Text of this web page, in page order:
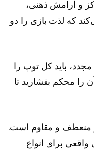
و آرامش ذهنی،
که لذت بازی را دو
باید کل توپ را
محکم بفشارید تا
منعطف و مقاوم است.
برای انواع